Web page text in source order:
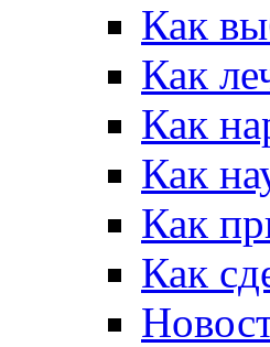
Как
Как
Как
Как
Как
Как